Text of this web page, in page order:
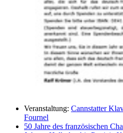
Veranstaltung: Cannstatter
Fournel
50 Jahre des französischen